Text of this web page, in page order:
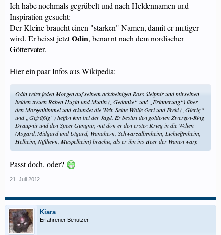
Ich habe nochmals gegrübelt und nach Heldennamen und
Inspiration gesucht:
Der Kleine braucht einen "starken" Namen, damit er mutiger
wird. Er heisst jetztOdin, benannt nach dem nordischen
Göttervater.
Hier ein paar Infos aus Wikipedia:
Odin reitet jeden Morgen auf seinem achtbeinigen Ross Sleipnir und mit seinen
beiden treuen Raben Hugin und Munin („Gedanke“ und „Erinnerung“) über
den Morgenhimmel und erkundet die Welt. Seine Wölfe Geri und Freki („Gierig“
und „Gefräßig“) helfen ihm bei der Jagd. Er besitzt den goldenen Zwergen-Ring
Draupnir und den Speer Gungnir, mit dem er den ersten Krieg in die Welten
(Asgard, Midgard und Utgard, Wanaheim, Schwarzalbenheim, Lichtelfenheim,
Helheim, Niflheim, Muspelheim) brachte, als er ihn ins Heer der Wanen warf.
Passt doch, oder?
21. Juli 2012
Kiara
Erfahrener Benutzer